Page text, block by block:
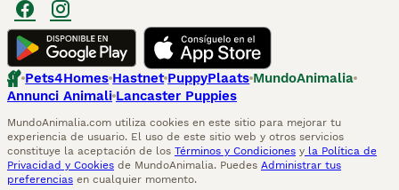
Pets4Homes Hastnet PuppyPlaats MundoAnimalia
Annunci Animali Lancaster Puppies
MundoAnimalia.com utiliza cookies en este sitio para mejorar tu
experiencia de usuario. El uso de este sitio web y otros servicios
constituye la aceptación de los Términos y Condiciones y la Política de
Privacidad y Cookies de MundoAnimalia. Puedes Administrar tus
preferencias en cualquier momento.